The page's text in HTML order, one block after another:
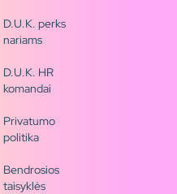
D.U.K. perks
nariams
D.U.K. HR
komandai
Privatumo
politika
Bendrosios
taisyklės